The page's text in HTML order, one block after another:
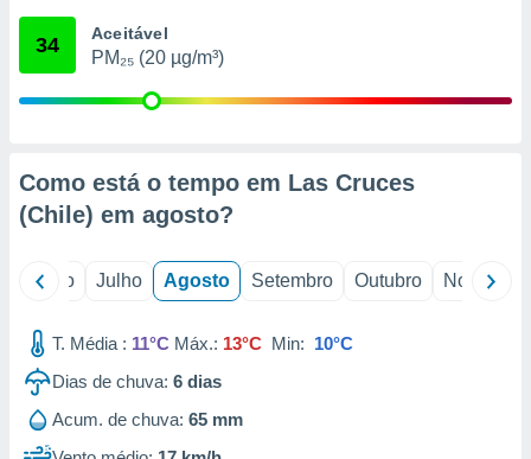
através
1199
34 Aceitável
PM₂₅ (20 µg/m³)
Como está o tempo em Las Cruces
(Chile) em agosto?
Junho Julho Agosto Setembro Outubro Novembro
T. Média : 11°C Máx.: 13°C Min: 10°C
Dias de chuva: 6 dias
Acum. de chuva: 65 mm